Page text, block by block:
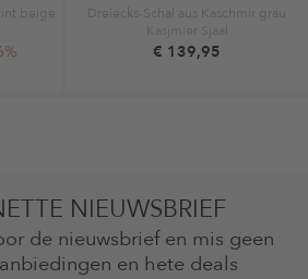
beige
Dreiecks-Schal aus Kaschmir grau
Kasjmier Sjaal
€ 139,95
NIEUWSBRIEF
de nieuwsbrief en mis geen
en hete deals